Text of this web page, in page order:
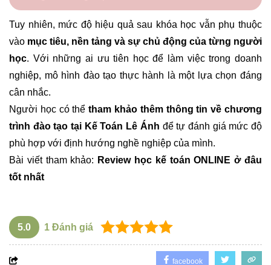
Tuy nhiên, mức độ hiệu quả sau khóa học vẫn phụ thuộc
vào mục tiêu, nền tảng và sự chủ động của từng người
học. Với những ai ưu tiên học để làm việc trong doanh
nghiệp, mô hình đào tạo thực hành là một lựa chọn đáng
cân nhắc.
Người học có thểtham khảo thêm thông tin về chương
trình đào tạo tại Kế Toán Lê Ánh để tự đánh giá mức độ
phù hợp với định hướng nghề nghiệp của mình.
Bài viết tham khảo: Review học kế toán ONLINE ở đâu
tốt nhất
5.0 1 Đánh giá
facebook